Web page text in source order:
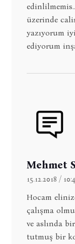
üzerinde
yazıyorum
ediyorum
Mehmet
15.12.2018 /
Hocam
çalışma
ve aslında
tutmuş bir